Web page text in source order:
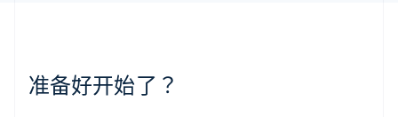
准备好开始了？
English
葡萄牙